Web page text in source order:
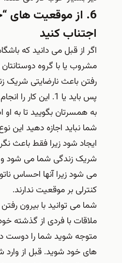
6. از موقعیت های
اجتناب کنید
اگر از قبل می دانید که
مشروب یا با گروه
رفتن باعث نارضایتی شریک
به همسرتان بگویید تا به او
شما نباید اجازه دهید این
ایجاد شود زیرا فقط باعث
شریک زندگی شما می شود و
می شود زیرا آنها احساس
کنترلی بر موقعیت ندارند.
شما می توانید با بیرون رفتن
ملاقات با فردی از گذشته
متوجه شوید شما را دوست
های خود شوید. قبل از